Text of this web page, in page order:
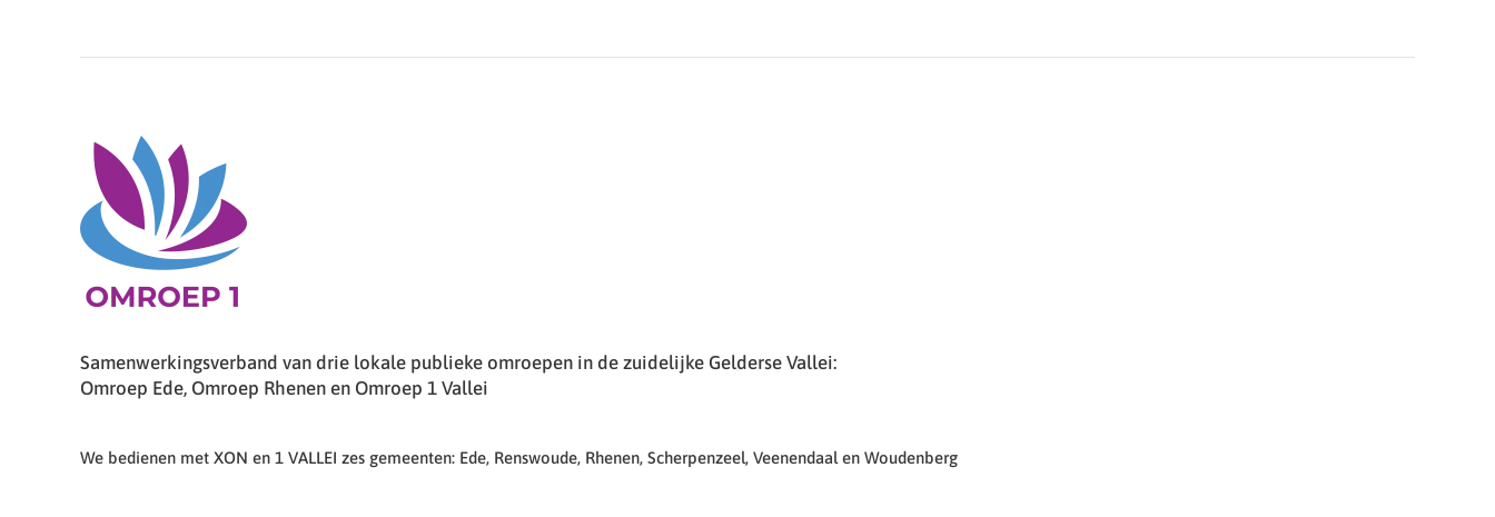
Samenwerkingsverband van drie lokale publieke omroepen in de zuidelijke Gelderse Vallei:
Omroep Ede, Omroep Rhenen en Omroep 1 Vallei
We bedienen met XON en 1 VALLEI zes gemeenten: Ede, Renswoude, Rhenen, Scherpenzeel, Veenendaal en Woudenberg